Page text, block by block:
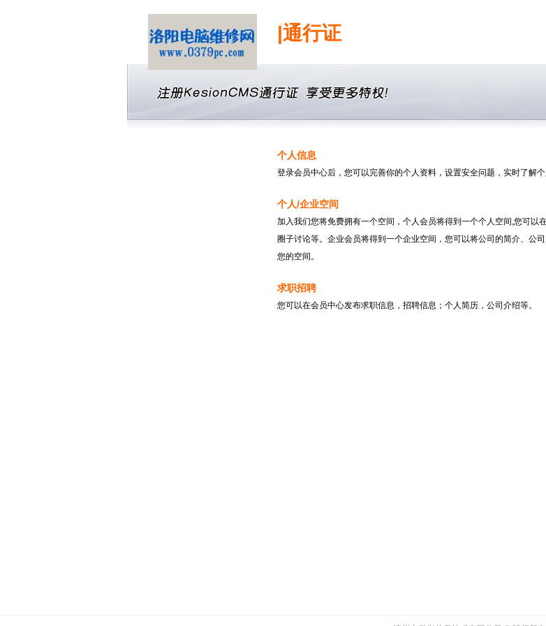
|通行证
个人信息
登录会员中心后，您可以完善你的个人资料，设置安全问题，实时了解个
个人/企业空间
加入我们您将免费拥有一个空间，个人会员将得到一个个人空间,您可以
圈子讨论等。企业会员将得到一个企业空间，您可以将公司的简介、公
您的空间。
求职招聘
您可以在会员中心发布求职信息，招聘信息；个人简历，公司介绍等。